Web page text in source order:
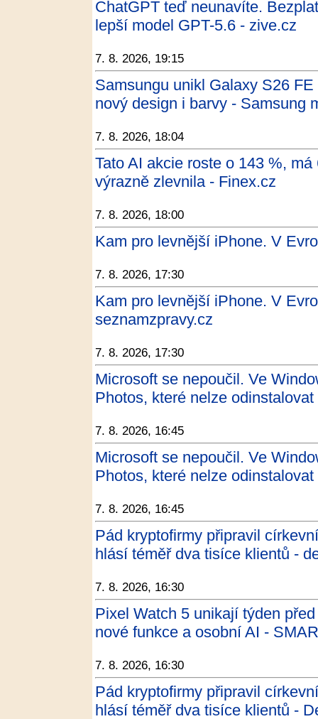
ChatGPT teď neunavíte.
lepší model GPT-5.6 - zive.cz
7. 8. 2026, 19:15
Samsungu unikl Galaxy S26
nový design i barvy - Samsung
7. 8. 2026, 18:04
Tato AI akcie roste o 143 %,
výrazně zlevnila - Finex.cz
7. 8. 2026, 18:00
Kam pro levnější iPhone. V
7. 8. 2026, 17:30
Kam pro levnější iPhone. V
seznamzpravy.cz
7. 8. 2026, 17:30
Microsoft se nepoučil. Ve
Photos, které nelze
7. 8. 2026, 16:45
Microsoft se nepoučil. Ve
Photos, které nelze
7. 8. 2026, 16:45
Pád kryptofirmy připravil
hlásí téměř dva tisíce klientů -
7. 8. 2026, 16:30
Pixel Watch 5 unikají týden
nové funkce a osobní AI -
7. 8. 2026, 16:30
Pád kryptofirmy připravil
hlásí téměř dva tisíce klientů -